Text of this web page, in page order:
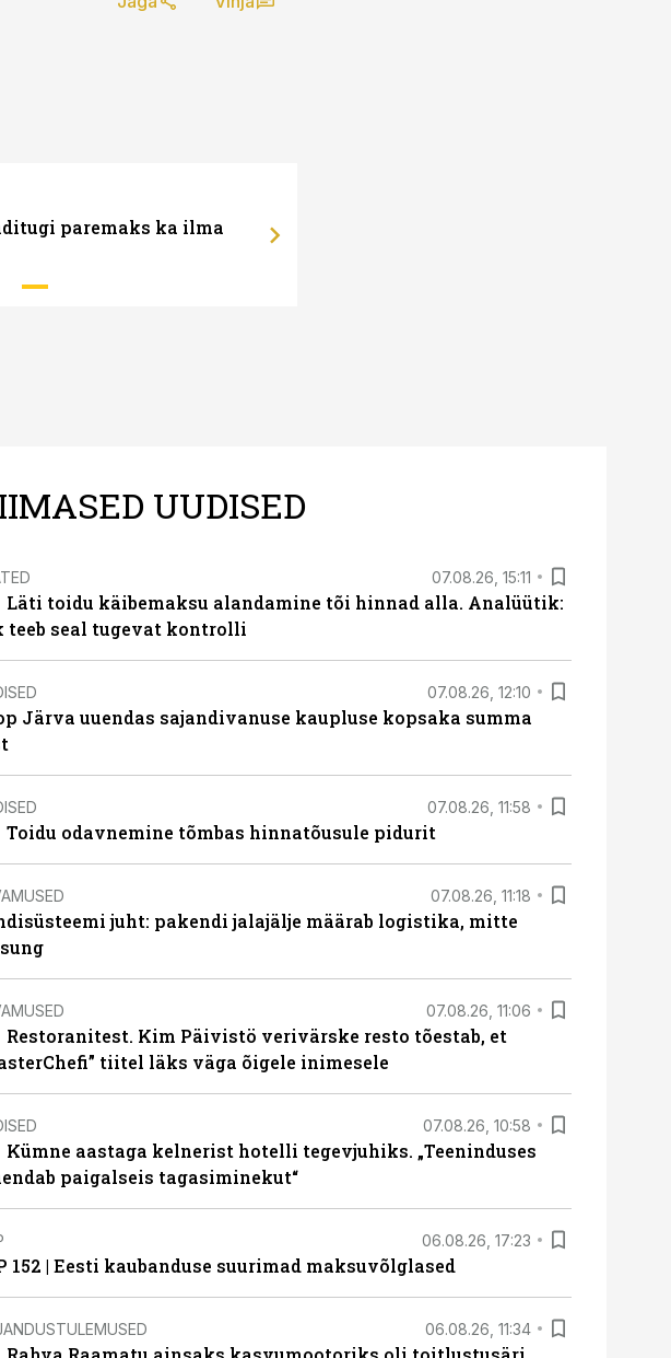
paremaks ka ilma
UUDISED
07.08.26, 15:11
Läti toidu käibemaksu alandamine tõi hinnad alla. Analüütik:
teeb seal tugevat kontrolli
07.08.26, 12:10
Järva uuendas sajandivanuse kaupluse kopsaka summa
07.08.26, 11:58
Toidu odavnemine tõmbas hinnatõusule pidurit
07.08.26, 11:18
juht: pakendi jalajälje määrab logistika, mitte
07.08.26, 11:06
Restoranitest. Kim Päivistö verivärske resto tõestab, et
tiitel läks väga õigele inimesele
07.08.26, 10:58
Kümne aastaga kelnerist hotelli tegevjuhiks. „Teeninduses
paigalseis tagasiminekut“
06.08.26, 17:23
152 | Eesti kaubanduse suurimad maksuvõlglased
06.08.26, 11:34